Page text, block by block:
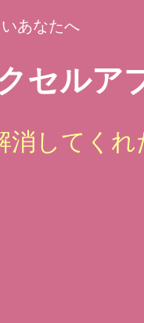
あなたへ
セルア
してくれ